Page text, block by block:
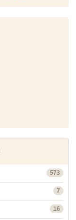
573
7
16